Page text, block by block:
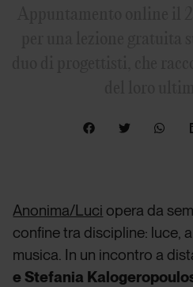
Anonima/Luci opera da
confine tra discipline: luce,
musica. In un incontro a
e Stefania